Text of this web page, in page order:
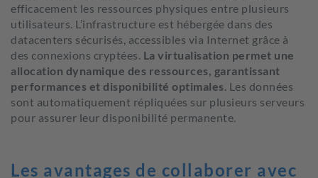
efficacement les ressources physiques entre plusieurs
utilisateurs. L’infrastructure est hébergée dans des
datacenters sécurisés, accessibles via Internet grâce à
des connexions cryptées. La virtualisation permet une
allocation dynamique des ressources, garantissant
performances et disponibilité optimales. Les données
sont automatiquement répliquées sur plusieurs serveurs
pour assurer leur disponibilité permanente.
Les avantages de collaborer avec